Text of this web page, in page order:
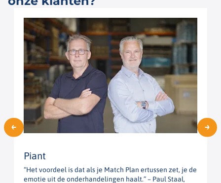
Piant
“Het voordeel is dat als je Match Plan ertussen zet, je de
emotie uit de onderhandelingen haalt.” – Paul Staal,